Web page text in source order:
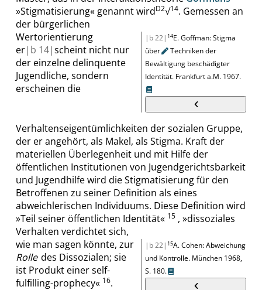
»Stigmatisierung« genannt wirdD2√14
|b 22| 14E. Goffman:Stigma
über
Techniken der
Bewältigung beschädigter
Identität. Frankfurta.M. 1967.
. Gemessen an
der bürgerlichen
Wertorientierung
er| b 14|scheint nicht nur
der einzelne delinquente
Jugendliche, sondern
erscheinen die
Verhaltenseigentümlichkeiten der sozialen Gruppe,
der er angehört, als Makel, als Stigma. Kraft der
materiellen Überlegenheit und mit Hilfe der
öffentlichen Institutionen von Jugendgerichtsbarkeit
und Jugendhilfe wird die Stigmatisierung für den
Betroffenen zu seiner Definition als eines
abweichlerischen Individuums. Diese Definition wird
»Teil seiner öffentlichen Identität« 15
|b 22| 15A. Cohen:Abweichung
und Kontrolle. München 1968,
S. 180.
, »dissoziales
Verhalten verdichtet sich,
wie man sagen könnte, zur
Rolle des Dissozialen; sie
ist Produkt einerself-
fulfilling-prophecy« 16.